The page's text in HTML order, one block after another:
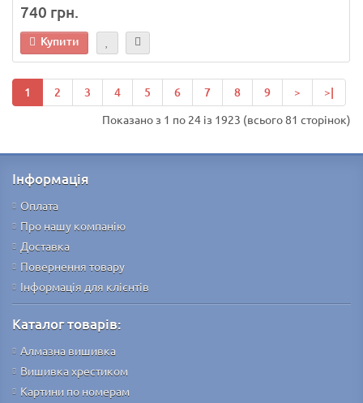
740 грн.
Купити
1 2 3 4 5 6 7 8 9 > >|
Показано з 1 по 24 із 1923 (всього 81 сторінок)
Інформація
Оплата
Про нашу компанію
Доставка
Повернення товару
Інформація для клієнтів
Каталог товарів:
Алмазна вишивка
Вишивка хрестиком
Картини по номерам